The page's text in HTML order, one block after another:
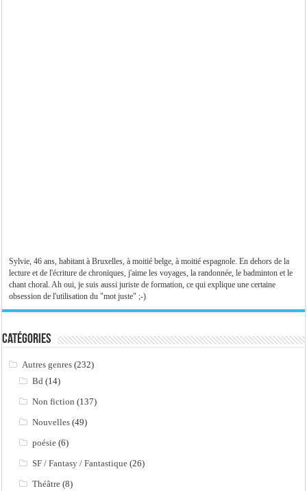
Sylvie, 46 ans, habitant à Bruxelles, à moitié belge, à moitié espagnole. En dehors de la
lecture et de l'écriture de chroniques, j'aime les voyages, la randonnée, le badminton et le
chant choral. Ah oui, je suis aussi juriste de formation, ce qui explique une certaine
obsession de l'utilisation du "mot juste" ;-)
Catégories
Autres genres (232)
Bd (14)
Non fiction (137)
Nouvelles (49)
poésie (6)
SF / Fantasy / Fantastique (26)
Théâtre (8)